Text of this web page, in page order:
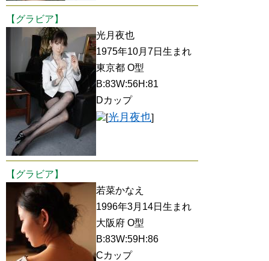
【グラビア】
光月夜也
1975年10月7日生まれ
東京都 O型
B:83W:56H:81
Dカップ
[光月夜也]
【グラビア】
若菜かなえ
1996年3月14日生まれ
大阪府 O型
B:83W:59H:86
Cカップ